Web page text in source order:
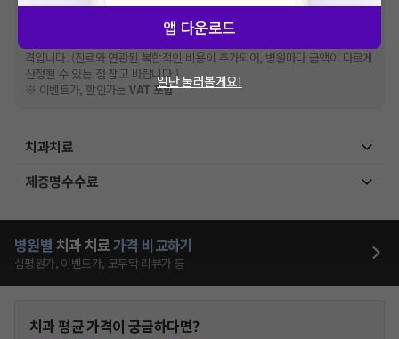
※비급여 항목의 경우,추가비용 등으로 실제 가격과 상이할 수 있으니, 정확
한 가격은 해당 의료기관에 직접 문의해주세요.
건강보험심사평가원
격입니다. (진료와 연관된 복합적인 비용이 추가되어, 병원마다 금액이 다르게
산정될 수 있는 점 참고 바랍니다.)
※ 이벤트가, 할인가는VAT 포함
치과치료
제증명수수료
병원별 치과 치료가격 비교하기
심평원가, 이벤트가, 모두닥 리뷰가 등
치과평균 가격이 궁금하다면?
앱 다운로드
일단 둘러볼게요!